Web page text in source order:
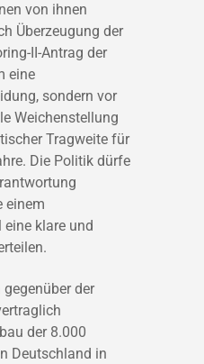
von ihnen
Überzeugung der
II-Antrag der
eine
sondern vor
Weichenstellung
Tragweite für
Die Politik dürfe
einem
klare und
der
der 8.000
Deutschland in